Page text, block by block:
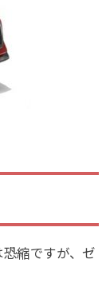
縮ですが、ゼ